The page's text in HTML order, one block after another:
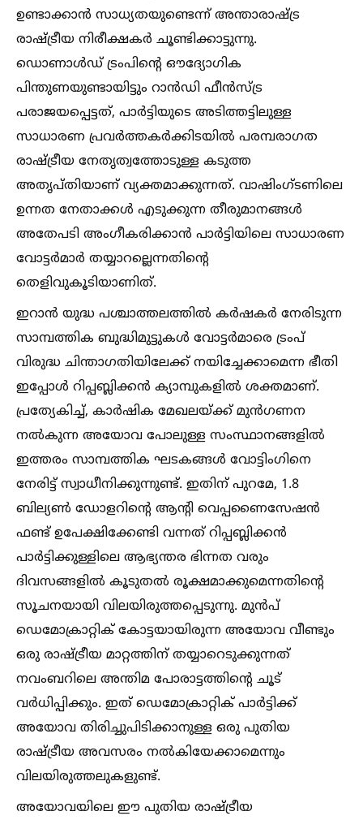
ഉണ്ടാക്കാൻ സാധ്യതയുണ്ടെന്ന് അന്താരാഷ്ട്ര
രാഷ്ട്രീയ നിരീക്ഷകർ ചൂണ്ടിക്കാട്ടുന്നു.
ഡൊണാള്‍ഡ് ട്രംപിൻ്റെ ഔദ്യോഗിക
പിന്തുണയുണ്ടായിട്ടും റാൻഡി ഫീൻസ്ട്ര
പരാജയപ്പെട്ടത്, പാർട്ടിയുടെ അടിത്തട്ടിലുള്ള
സാധാരണ പ്രവർത്തകർക്കിടയില്‍ പരമ്പരാഗത
രാഷ്ട്രീയ നേതൃത്വത്തോടുള്ള കടുത്ത
അതൃപ്തിയാണ് വ്യക്തമാക്കുന്നത്. വാഷിംഗ്ടണിലെ
ഉന്നത നേതാക്കള്‍ എടുക്കുന്ന തീരുമാനങ്ങള്‍
അതേപടി അംഗീകരിക്കാൻ പാർട്ടിയിലെ സാധാരണ
വോട്ടർമാർ തയ്യാറല്ലെന്നതിൻ്റെ
തെളിവുകൂടിയാണിത്.
ഇറാൻ യുദ്ധ പശ്ചാത്തലത്തില്‍ കർഷകർ നേരിടുന്ന
സാമ്പത്തിക ബുദ്ധിമുട്ടുകള്‍ വോട്ടർമാരെ ട്രംപ്
വിരുദ്ധ ചിന്താഗതിയിലേക്ക് നയിച്ചേക്കാമെന്ന ഭീതി
ഇപ്പോള്‍ റിപ്പബ്ലിക്കൻ ക്യാമ്പുകളില്‍ ശക്തമാണ്.
പ്രത്യേകിച്ച്‌, കാർഷിക മേഖലയ്ക്ക് മുൻഗണന
നല്‍കുന്ന അയോവ പോലുള്ള സംസ്ഥാനങ്ങളില്‍
ഇത്തരം സാമ്പത്തിക ഘടകങ്ങള്‍ വോട്ടിംഗിനെ
നേരിട്ട് സ്വാധീനിക്കുന്നുണ്ട്. ഇതിന് പുറമേ, 1.8
ബില്യണ്‍ ഡോളറിൻ്റെ ആൻ്റി വെപ്പണൈസേഷൻ
ഫണ്ട് ഉപേക്ഷിക്കേണ്ടി വന്നത് റിപ്പബ്ലിക്കൻ
പാർട്ടിക്കുള്ളിലെ ആഭ്യന്തര ഭിന്നത വരും
ദിവസങ്ങളില്‍ കൂടുതല്‍ രൂക്ഷമാക്കുമെന്നതിൻ്റെ
സൂചനയായി വിലയിരുത്തപ്പെടുന്നു. മുൻപ്
ഡെമോക്രാറ്റിക് കോട്ടയായിരുന്ന അയോവ വീണ്ടും
ഒരു രാഷ്ട്രീയ മാറ്റത്തിന് തയ്യാറെടുക്കുന്നത്
നവംബറിലെ അന്തിമ പോരാട്ടത്തിൻ്റെ ചൂട്
വർധിപ്പിക്കും. ഇത് ഡെമോക്രാറ്റിക് പാർട്ടിക്ക്
അയോവ തിരിച്ചുപിടിക്കാനുള്ള ഒരു പുതിയ
രാഷ്ട്രീയ അവസരം നല്‍കിയേക്കാമെന്നും
വിലയിരുത്തലുകളുണ്ട്.
അയോവയിലെ ഈ പുതിയ രാഷ്ട്രീയ